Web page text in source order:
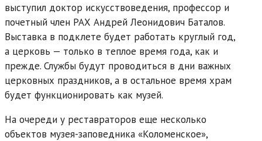
выступил доктор искусствоведения, профессор и
почетный член РАХ Андрей Леонидович Баталов.
Выставка в подклете будет работать круглый год,
а церковь — только в теплое время года, как и
прежде. Службы будут проводиться в дни важных
церковных праздников, а в остальное время храм
будет функционировать как музей.
На очереди у реставраторов еще несколько
объектов музея-заповедника «Коломенское»,